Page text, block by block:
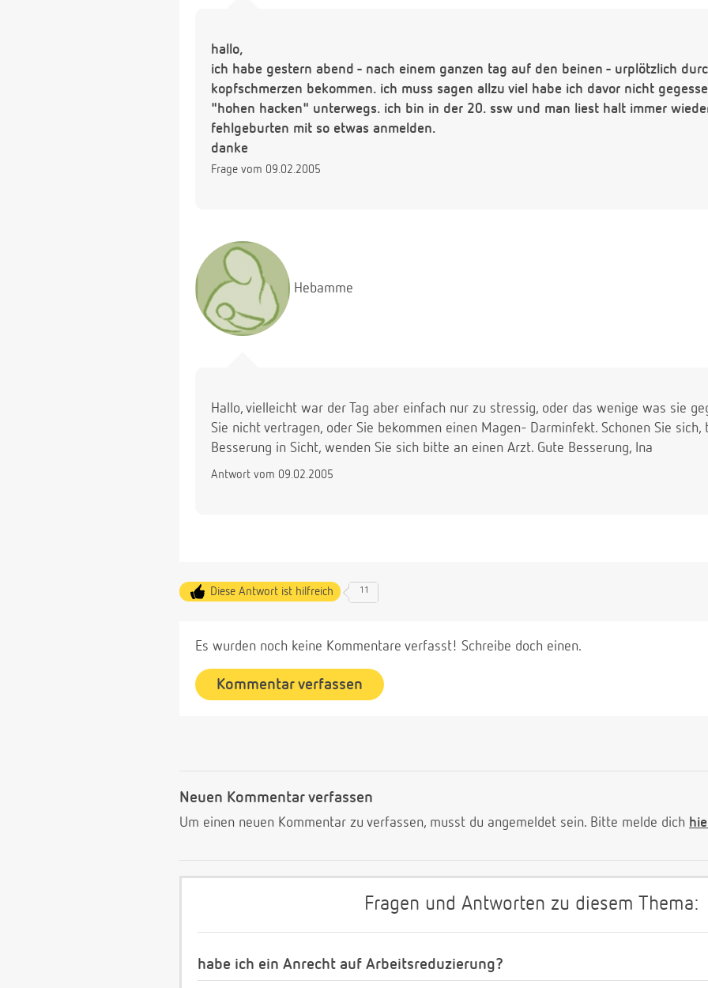
hallo,
ich habe gestern abend - nach einem ganzen tag auf den beinen - urplötzlich
kopfschmerzen bekommen. ich muss sagen allzu viel habe ich davor nicht
"hohen hacken" unterwegs. ich bin in der 20. ssw und man liest halt immer
fehlgeburten mit so etwas anmelden.
danke
Frage vom 09.02.2005
Hebamme
Hallo, vielleicht war der Tag aber einfach nur zu stressig, oder das wenige was sie
Sie nicht vertragen, oder Sie bekommen einen Magen- Darminfekt. Schonen Sie sich,
Besserung in Sicht, wenden Sie sich bitte an einen Arzt. Gute Besserung, Ina
Antwort vom 09.02.2005
Diese Antwort ist hilfreich 11
Es wurden noch keine Kommentare verfasst! Schreibe doch einen.
Kommentar verfassen
Neuen Kommentar verfassen
Um einen neuen Kommentar zu verfassen, musst du angemeldet sein. Bitte melde dich
Fragen und Antworten zu diesem Thema:
habe ich ein Anrecht auf Arbeitsreduzierung?